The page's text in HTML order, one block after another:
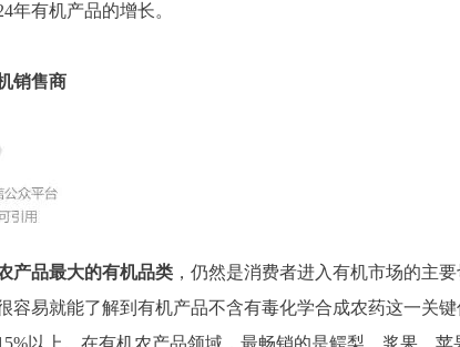
年有机产品的增长。
销售商
产品最大的有机品类 ，仍然是消费者进入有机市场的主
容易就能了解到有机产品不含有毒化学合成农药这一关
以上。在有机农产品领域，最畅销的是鳄梨、浆果、